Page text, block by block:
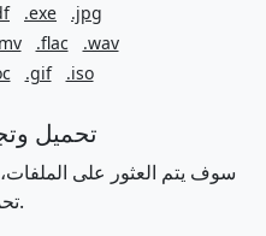
.exe
.jpg
.flac
.wav
.gif .iso
تحميل
سوف يتم العثور على
تحميله.